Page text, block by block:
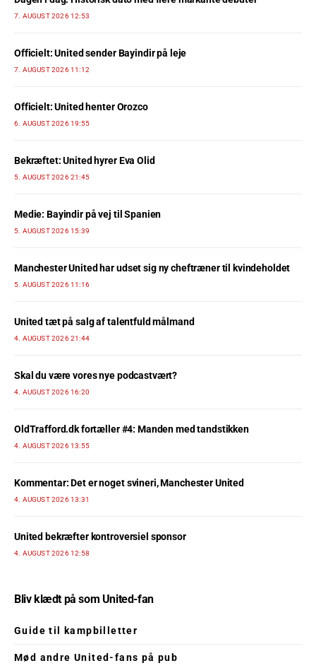
7. AUGUST 2026 12:53
Officielt: United sender Bayindir på leje
7. AUGUST 2026 11:12
Officielt: United henter Orozco
6. AUGUST 2026 19:55
Bekræftet: United hyrer Eva Olid
5. AUGUST 2026 21:45
Medie: Bayindir på vej til Spanien
5. AUGUST 2026 15:39
Manchester United har udset sig ny cheftræner til kvindeholdet
5. AUGUST 2026 11:16
United tæt på salg af talentfuld målmand
4. AUGUST 2026 21:44
Skal du være vores nye podcastvært?
4. AUGUST 2026 16:20
OldTrafford.dk fortæller #4: Manden med tandstikken
4. AUGUST 2026 13:55
Kommentar: Det er noget svineri, Manchester United
4. AUGUST 2026 13:31
United bekræfter kontroversiel sponsor
4. AUGUST 2026 12:58
Bliv klædt på som United-fan
Guide til kampbilletter
Mød andre United-fans på pub